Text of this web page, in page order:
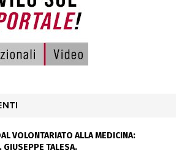
VOLONTARIATO ALLA MEDICINA:
GIUSEPPE TALESA.